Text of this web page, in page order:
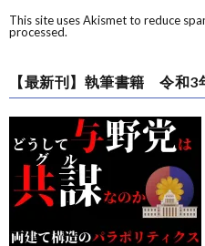
This site uses Akismet to reduce
processed.
【最新刊】執筆書籍 令和3